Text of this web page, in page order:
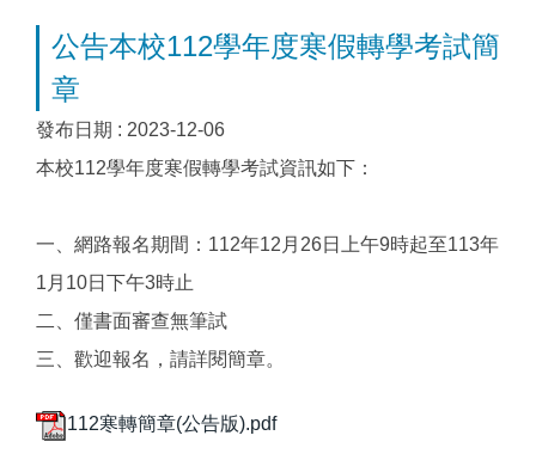
公告本校112學年度寒假轉學考試簡
章
發布日期 : 2023-12-06
本校112學年度寒假轉學考試資訊如下：
一、網路報名期間：112年12月26日上午9時起至113年
1月10日下午3時止
二、僅書面審查無筆試
三、歡迎報名，請詳閱簡章。
112寒轉簡章(公告版).pdf